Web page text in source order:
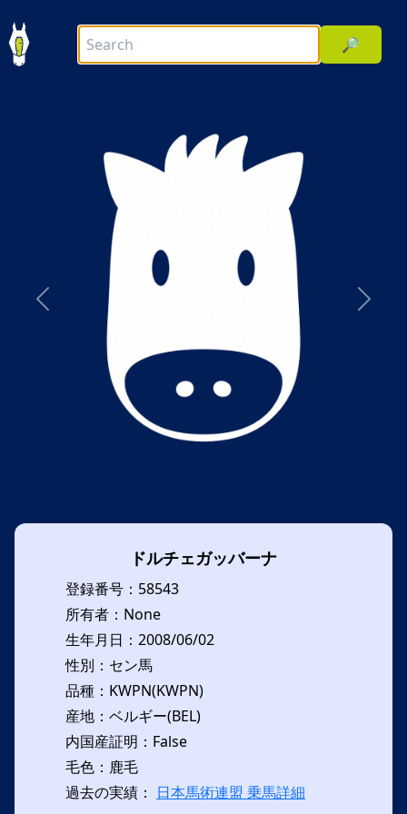
🔎
前へ 次へ
ドルチェガッバーナ
登録番号：58543
所有者：None
生年月日：2008/06/02
性別：セン馬
品種：KWPN(KWPN)
産地：ベルギー(BEL)
内国産証明：False
毛色：鹿毛
過去の実績： 日本馬術連盟 乗馬詳細